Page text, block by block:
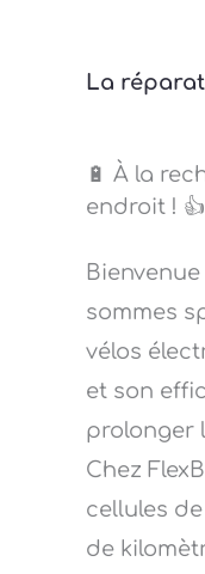
La
🔋 À la
endroit ! 👍
sommes
vélos
et son
prolonger
Chez
cellules
de